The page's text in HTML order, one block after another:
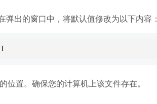
弹出的窗口中，将默认值修改为以下内容：
置。确保您的计算机上该文件存在。